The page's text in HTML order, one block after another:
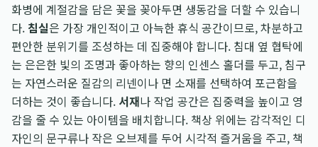
화병에 계절감을 담은 꽃을 꽂아두면 생동감을 더할 수 있습니
다. 침실은 가장 개인적이고 아늑한 휴식 공간이므로, 차분하고
편안한 분위기를 조성하는 데 집중해야 합니다. 침대 옆 협탁에
는 은은한 빛의 조명과 좋아하는 향의 인센스 홀더를 두고, 침구
는 자연스러운 질감의 리넨이나 면 소재를 선택하여 포근함을
더하는 것이 좋습니다. 서재나 작업 공간은 집중력을 높이고 영
감을 줄 수 있는 아이템을 배치합니다. 책상 위에는 감각적인 디
자인의 문구류나 작은 오브제를 두어 시각적 즐거움을 주고, 책